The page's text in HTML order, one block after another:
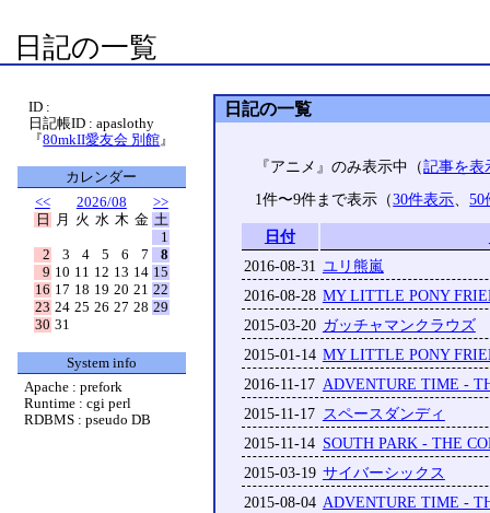
日記の一覧
日記の一覧
『アニメ』のみ表示中（記事を表
1件〜9件まで表示（30件表示、50
日付
2016-08-31 ユリ熊嵐
2016-08-28 MY LITTLE PONY
2015-03-20 ガッチャマンクラウズ
2015-01-14 MY LITTLE PONY
2016-11-17 ADVENTURE TIME -
2015-11-17 スペースダンディ
2015-11-14 SOUTH PARK - THE
2015-03-19 サイバーシックス
2015-08-04 ADVENTURE TIME -
ID :
日記帳ID : apaslothy
『80mkII愛友会 別館 』
カレンダー
<<
2026/08
>>
日
月 火 水 木 金 土
1
2
3 4 5 6 7
8
9 10 11 12 13 14 15
16 17 18 19 20 21 22
23 24 25 26 27 28 29
30 31
System info
Apache : prefork
Runtime : cgi perl
RDBMS : pseudo DB